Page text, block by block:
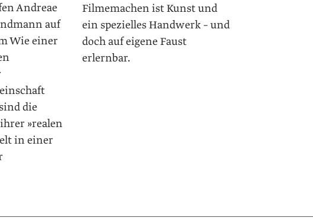
­Andreae
auf
Wie einer
die
»realen
in einer
Filmemachen ist Kunst und
ein spezielles Handwerk – und
doch auf eigene Faust
erlernbar.